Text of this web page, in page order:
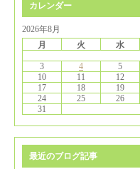
カレンダー
2026年8月
月
火 水
3
4 5
10
11 12
17
18 19
24
25 26
31
最近のブログ記事